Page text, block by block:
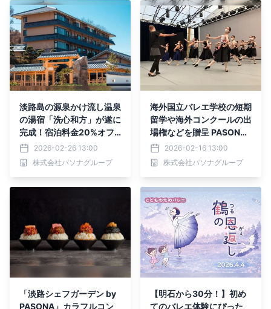
淡路島の源泉かけ流し温泉
の湯宿「洗心和方」が遂に
完成！宿泊料金20%オフ
の『グランドオープン記念
プラン』2月27日より販
売・提供開始！
2026-02-26 13:00
株式会社パソナグループ
海外国立バレエ学校の短期
留学や海外コンクールの出
場権などを贈呈 PASONA
Awaji World Ballet第13回
「学べるコンクール」3月
28日より開催
2026-02-16 13:00
株式会社パソナグループ
「淡路シェフガーデン by
PASONA」カラフルコン
【明石から30分！】初め
てのバレエ体験にぴった